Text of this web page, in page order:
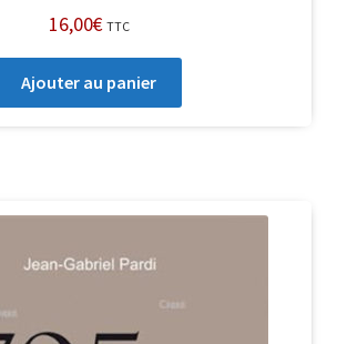
16,00€ TTC
Ajouter au panier